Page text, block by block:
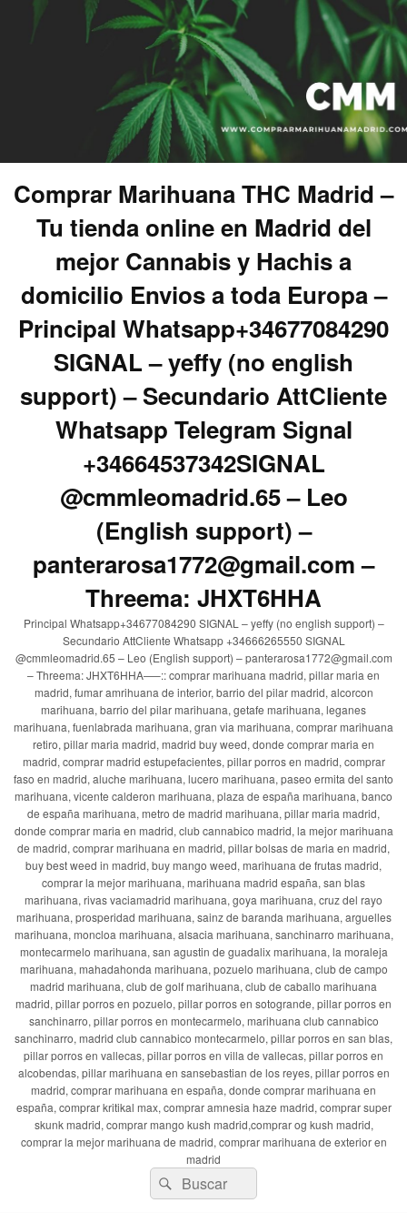
Comprar Marihuana THC Madrid –
Tu tienda online en Madrid del
mejor Cannabis y Hachis a
domicilio Envios a toda Europa –
Principal Whatsapp+34677084290
SIGNAL – yeffy (no english
support) – Secundario AttCliente
Whatsapp Telegram Signal
+34664537342SIGNAL
@cmmleomadrid.65 – Leo
(English support) –
panterarosa1772@gmail.com –
Threema: JHXT6HHA
Principal Whatsapp+34677084290 SIGNAL – yeffy (no english support) –
Secundario AttCliente Whatsapp +34666265550 SIGNAL
@cmmleomadrid.65 – Leo (English support) – panterarosa1772@gmail.com
– Threema: JHXT6HHA—–:: comprar marihuana madrid, pillar maria en
madrid, fumar amrihuana de interior, barrio del pilar madrid, alcorcon
marihuana, barrio del pilar marihuana, getafe marihuana, leganes
marihuana, fuenlabrada marihuana, gran via marihuana, comprar marihuana
retiro, pillar maria madrid, madrid buy weed, donde comprar maria en
madrid, comprar madrid estupefacientes, pillar porros en madrid, comprar
faso en madrid, aluche marihuana, lucero marihuana, paseo ermita del santo
marihuana, vicente calderon marihuana, plaza de españa marihuana, banco
de españa marihuana, metro de madrid marihuana, pillar maria madrid,
donde comprar maria en madrid, club cannabico madrid, la mejor marihuana
de madrid, comprar marihuana en madrid, pillar bolsas de maria en madrid,
buy best weed in madrid, buy mango weed, marihuana de frutas madrid,
comprar la mejor marihuana, marihuana madrid españa, san blas
marihuana, rivas vaciamadrid marihuana, goya marihuana, cruz del rayo
marihuana, prosperidad marihuana, sainz de baranda marihuana, arguelles
marihuana, moncloa marihuana, alsacia marihuana, sanchinarro marihuana,
montecarmelo marihuana, san agustin de guadalix marihuana, la moraleja
marihuana, mahadahonda marihuana, pozuelo marihuana, club de campo
madrid marihuana, club de golf marihuana, club de caballo marihuana
madrid, pillar porros en pozuelo, pillar porros en sotogrande, pillar porros en
sanchinarro, pillar porros en montecarmelo, marihuana club cannabico
sanchinarro, madrid club cannabico montecarmelo, pillar porros en san blas,
pillar porros en vallecas, pillar porros en villa de vallecas, pillar porros en
alcobendas, pillar marihuana en sansebastian de los reyes, pillar porros en
madrid, comprar marihuana en españa, donde comprar marihuana en
españa, comprar kritikal max, comprar amnesia haze madrid, comprar super
skunk madrid, comprar mango kush madrid,comprar og kush madrid,
comprar la mejor marihuana de madrid, comprar marihuana de exterior en
madrid
Buscar
por:
Buscar